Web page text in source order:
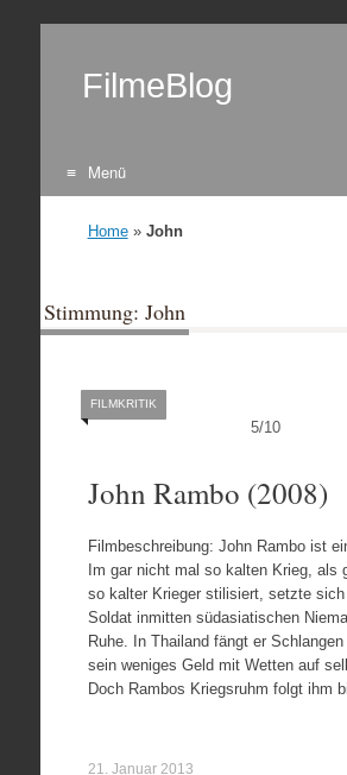
FilmeBlog
Menü
Home» John
Stimmung: John
5/10
FILMKRITIK
John Rambo (2008)
Filmbeschreibung: John Rambo ist
Im gar nicht mal so kalten Krieg, als
so kalter Krieger stilisiert, setzte sich
Soldat inmitten südasiatischen
Ruhe. In Thailand fängt er
sein weniges Geld mit Wetten auf
Doch Rambos Kriegsruhm folgt ihm
21. Januar 2013